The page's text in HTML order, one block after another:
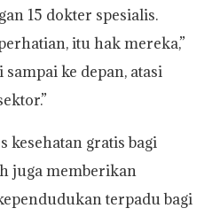
15 dokter spesialis.
itu hak mereka,”
ke depan, atasi
kesehatan gratis bagi
juga memberikan
terpadu bagi